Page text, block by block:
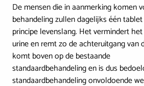
De mensen die in aanmerking komen
behandeling zullen dagelijks één
principe levenslang. Het vermindert
urine en remt zo de achteruitgang van
komt boven op de bestaande
standaardbehandeling en is dus
standaardbehandeling onvoldoende